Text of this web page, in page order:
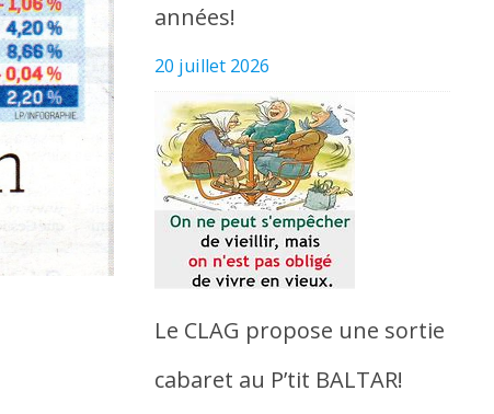
années!
20 juillet 2026
Le CLAG propose une sortie
cabaret au P’tit BALTAR!